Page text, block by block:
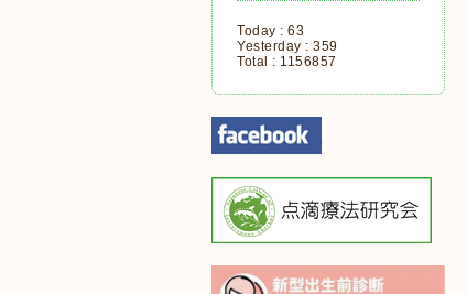
Today : 63
Yesterday : 359
Total : 1156857